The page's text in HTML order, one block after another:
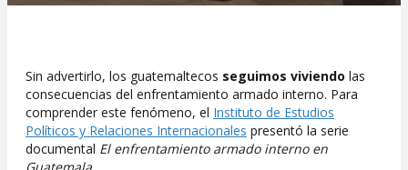
Sin advertirlo, los guatemaltecos seguimos viviendo las
consecuencias del enfrentamiento armado interno. Para
comprender este fenómeno, el Instituto de Estudios
Políticos y Relaciones Internacionales presentó la serie
documental El enfrentamiento armado interno en